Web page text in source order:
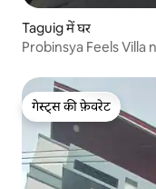
Taguig में घर
Probinsya Feels Villa
गेस्ट्स की फ़ेवरेट
गेस्ट्स की फ़ेवरेट